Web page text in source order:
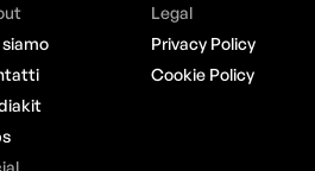
Legal
Privacy Policy
Cookie Policy